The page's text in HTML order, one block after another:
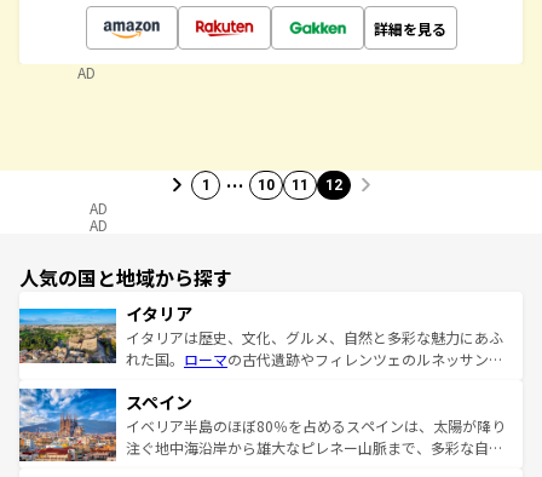
詳細を見る
AD
1 … 10 11 12
AD
AD
人気の国と地域から探す
イタリア
イタリアは歴史、文化、グルメ、自然と多彩な魅力にあふ
れた国。 ローマの古代遺跡やフィレンツェのルネッサンス
ろん、トスカーナの美しい田園風景やアマルフィ海岸の絶
景など、自然景観も見逃せない。観光の合間には、本場の
ピザやパスタなど、絶品のイタリア料理を堪能することも
スペイン
イベリア半島のほぼ80％を占めるスペインは、太陽が降り
注ぐ地中海沿岸から雄大なピレネー山脈まで、多彩な自然